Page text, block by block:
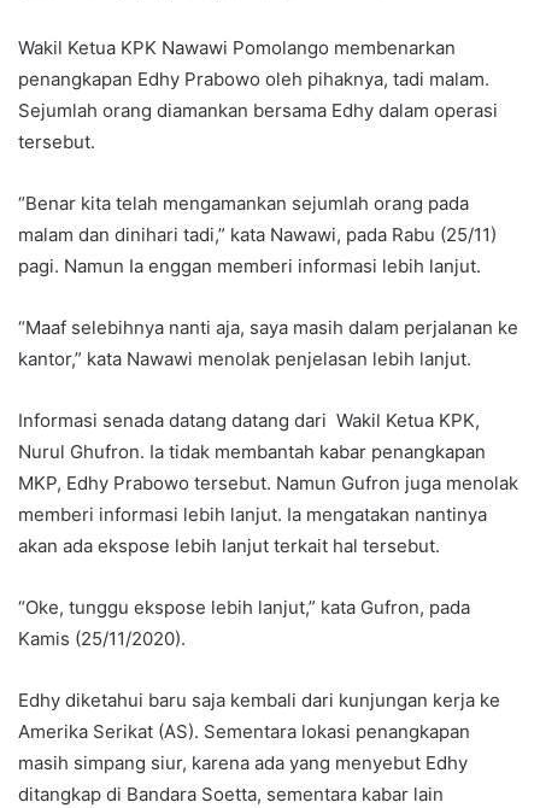
Wakil Ketua KPK Nawawi Pomolango membenarkan
penangkapan Edhy Prabowo oleh pihaknya, tadi malam.
Sejumlah orang diamankan bersama Edhy dalam operasi
tersebut.
“Benar kita telah mengamankan sejumlah orang pada
malam dan dinihari tadi,” kata Nawawi, pada Rabu (25/11)
pagi. Namun Ia enggan memberi informasi lebih lanjut.
“Maaf selebihnya nanti aja, saya masih dalam perjalanan ke
kantor,” kata Nawawi menolak penjelasan lebih lanjut.
Informasi senada datang datang dari Wakil Ketua KPK,
Nurul Ghufron. Ia tidak membantah kabar penangkapan
MKP, Edhy Prabowo tersebut. Namun Gufron juga menolak
memberi informasi lebih lanjut. Ia mengatakan nantinya
akan ada ekspose lebih lanjut terkait hal tersebut.
“Oke, tunggu ekspose lebih lanjut,” kata Gufron, pada
Kamis (25/11/2020).
Edhy diketahui baru saja kembali dari kunjungan kerja ke
Amerika Serikat (AS). Sementara lokasi penangkapan
masih simpang siur, karena ada yang menyebut Edhy
ditangkap di Bandara Soetta, sementara kabar lain